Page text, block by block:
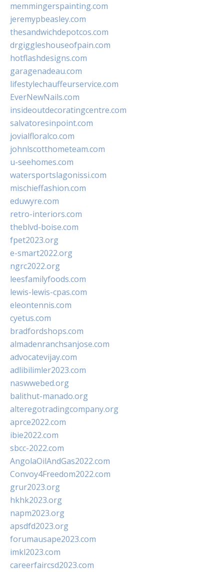
memmingerspainting.com
jeremypbeasley.com
thesandwichdepotcos.com
drgiggleshouseofpain.com
hotflashdesigns.com
garagenadeau.com
lifestylechauffeurservice.com
EverNewNails.com
insideoutdecoratingcentre.com
salvatoresinpoint.com
jovialfloralco.com
johnlscotthometeam.com
u-seehomes.com
watersportslagonissi.com
mischieffashion.com
eduwyre.com
retro-interiors.com
theblvd-boise.com
fpet2023.org
e-smart2022.org
ngrc2022.org
leesfamilyfoods.com
lewis-lewis-cpas.com
eleontennis.com
cyetus.com
bradfordshops.com
almadenranchsanjose.com
advocatevijay.com
adlibilimler2023.com
naswwebed.org
balithut-manado.org
alteregotradingcompany.org
aprce2022.com
ibie2022.com
sbcc-2022.com
AngolaOilAndGas2022.com
Convoy4Freedom2022.com
grur2023.org
hkhk2023.org
napm2023.org
apsdfd2023.org
forumausape2023.com
imkl2023.com
careerfaircsd2023.com